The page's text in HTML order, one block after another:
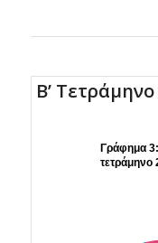
Β’ Τετράμηνο
Γράφημα
τετράμηνο